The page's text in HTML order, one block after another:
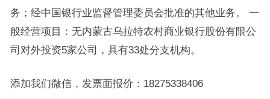
务；经中国银行业监督管理委员会批准的其他业务。 一
般经营项目：无内蒙古乌拉特农村商业银行股份有限公
司对外投资5家公司，具有33处分支机构。
添加我们微信，发票面报价：18275338406